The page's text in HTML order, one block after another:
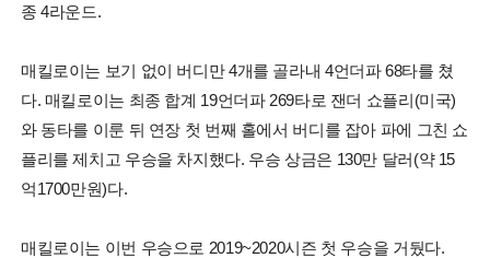
종 4라운드.
매킬로이는 보기 없이 버디만 4개를 골라내 4언더파 68타를 쳤
다. 매킬로이는 최종 합계 19언더파 269타로 잰더 쇼플리(미국)
와 동타를 이룬 뒤 연장 첫 번째 홀에서 버디를 잡아 파에 그친 쇼
플리를 제치고 우승을 차지했다. 우승 상금은 130만 달러(약 15
억1700만원)다.
매킬로이는 이번 우승으로 2019~2020시즌 첫 우승을 거뒀다.